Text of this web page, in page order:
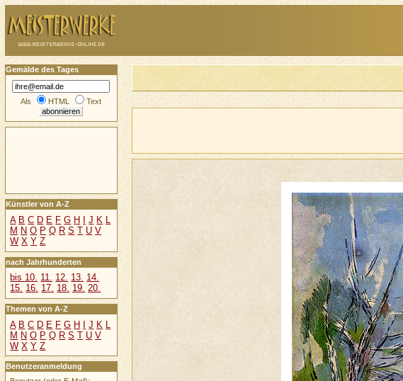
Gemälde des Tages
Als HTML Text
Künstler von A-Z
A B C D E F G H J K L
M N O P Q R S T U V
W X Y Z
nach Jahrhunderten
bis 10. 11. 12. 13. 14.
15. 16. 17. 18. 19. 20.
Themen von A-Z
A B C D E F G H I J K L
M N O P Q R S T U V
W X Y Z
Benutzeranmeldung